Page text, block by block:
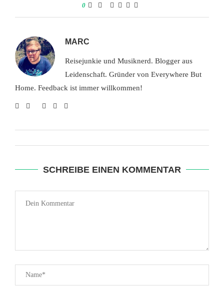
0
MARC
Reisejunkie und Musiknerd. Blogger aus
Leidenschaft. Gründer von Everywhere But
Home. Feedback ist immer willkommen!
SCHREIBE EINEN KOMMENTAR